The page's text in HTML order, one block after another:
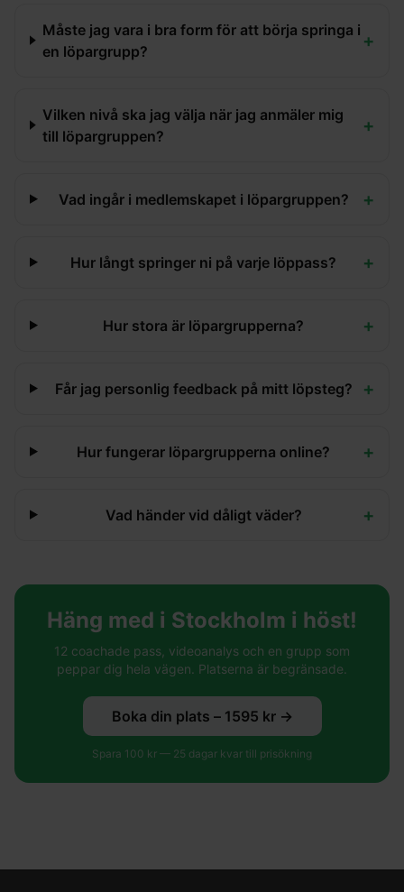
Måste jag vara i bra form för att börja springa i
en löpargrupp?
+
Vilken nivå ska jag välja när jag anmäler mig
till löpargruppen?
+
Vad ingår i medlemskapet i löpargruppen? +
Hur långt springer ni på varje löppass? +
Hur stora är löpargrupperna? +
Får jag personlig feedback på mitt löpsteg? +
Hur fungerar löpargrupperna online? +
Vad händer vid dåligt väder? +
Häng med i Stockholm i höst!
12 coachade pass, videoanalys och en grupp som
peppar dig hela vägen. Platserna är begränsade.
Boka din plats – 1595 kr →
Spara 100 kr — 25 dagar kvar till prisökning